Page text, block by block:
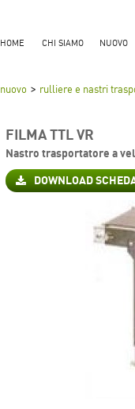
HOME CHI SIAMO NUOVO
nuovo > rulliere e nastri
FILMA TTL VR
Nastro trasportatore a
DOWNLOAD